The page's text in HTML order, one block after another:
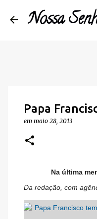
Nossa
Papa
em maio 28, 2013
Na última
Da redação, com